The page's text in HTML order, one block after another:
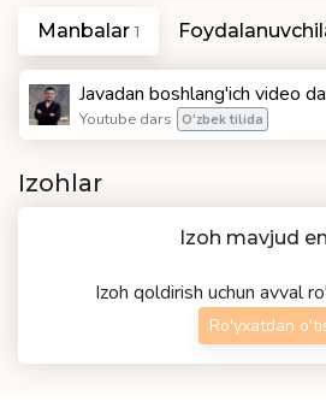
Manbalar1
Javadan boshlang'ich video
Youtube dars O'zbek tilida
Izohlar
Izoh mavjud
Izoh qoldirish uchun avval
Ro'yxatdan